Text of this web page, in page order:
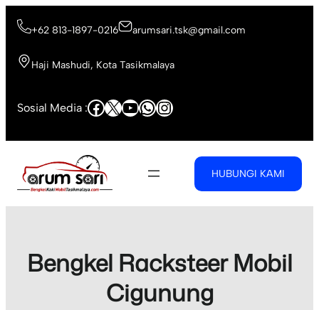
+62 813-1897-0216 arumsari.tsk@gmail.com
Haji Mashudi, Kota Tasikmalaya
Sosial Media :Facebook
X YouTube
WhatsApp
Instagram
HUBUNGI KAMI
Bengkel Racksteer Mobil
Cigunung